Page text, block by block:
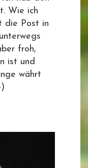
Wie ich
die Post in
froh,
ist und
währt